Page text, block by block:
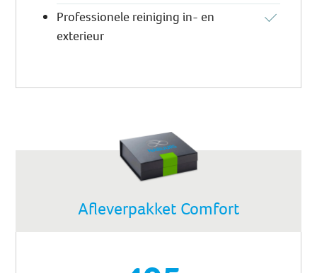
Professionele reiniging in- en
exterieur
Afleverpakket Comfort